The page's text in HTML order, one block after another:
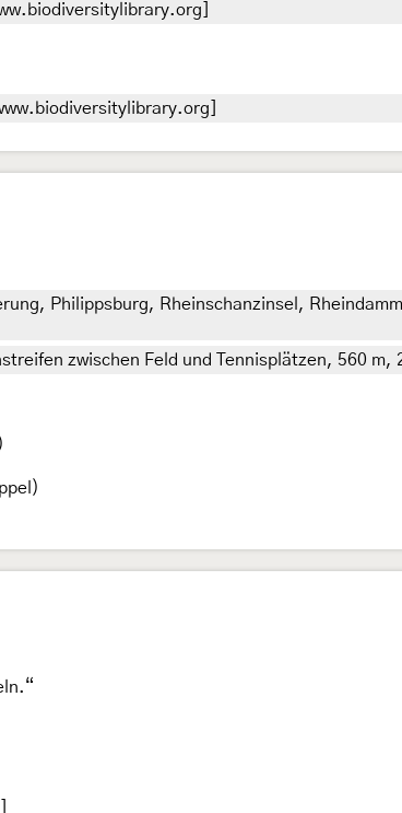
Philippsburg, Rheinschanzinsel,
zwischen Feld und Tennisplätzen, 560